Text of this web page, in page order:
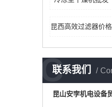
昆西高效过滤器价格
联系我们
C
昆山安孛机电设备